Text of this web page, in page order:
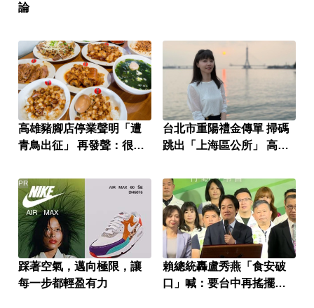
論
高雄豬腳店停業聲明「遭
青鳥出征」 再發聲：很多
台北市重陽禮金傳單 掃碼
跳出「上海區公所」 高嘉
踩著空氣，邁向極限，讓
每一步都輕盈有力
PR
賴總統轟盧秀燕「食安破
口」喊：要台中再搖擺一